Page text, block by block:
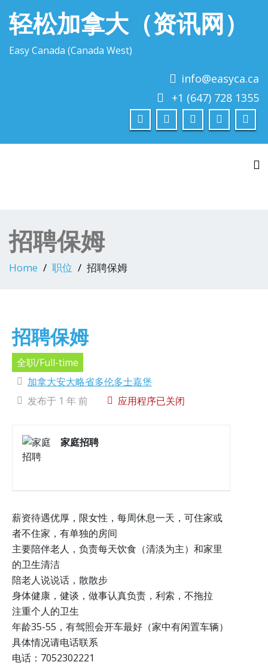
轻松加拿大（资讯网）
Easy Canada (Canada West)
info@easyca.ca
+1 (647) 728 1355
招聘保姆
Home 职位 招聘保姆
招聘保姆
全职/Full-time
加拿大安大略省多伦多士嘉堡
发布于 1 年 前
应用程序已关闭
家庭招聘
薪资待遇优厚，限女性，每周休息一天，可住家或
者不住家，有单独的房间
主要陪伴老人，负责每天饮食（清淡为主）和家里
的卫生清洁
陪老人说说话，散散步
身体健康，健谈，做事认真负责，利索，不拖拉
注重个人的卫生
年龄35-55，有驾照会开车最好（家中有闲置车辆）
具体情况请电话联系
电话：7052302221